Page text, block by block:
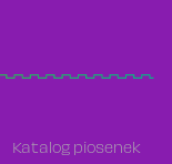
Katalog piosenek